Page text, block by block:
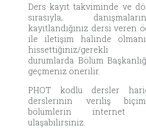
Ders kayıt takviminde ve
sırasıyla,
kayıtlandığınız dersi veren
ile iletişim halinde
hissettiğiniz/gerekli
durumlarda Bölüm
geçmeniz önerilir.
PHOT kodlu dersler
derslerinin veriliş
bölümlerin internet
ulaşabilirsiniz.